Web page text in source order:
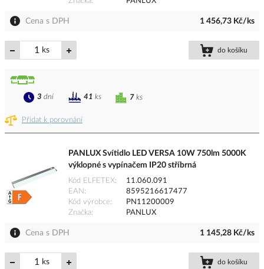
Cena s DPH 1 456,73 Kč/ks
ks do košíku
Přidat k porovnání
7 ks
3 dní 41 ks
PANLUX Svítidlo LED VERSA 10W 750lm 5000K
výklopné s vypínačem IP20 stříbrná
Kód ELFETEX
11.060.091
EAN
8595216617477
Kód výrobce
PN11200009
Značka
PANLUX
Cena s DPH 1 145,28 Kč/ks
ks do košíku